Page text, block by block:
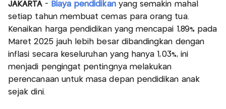
JAKARTA - Biaya pendidikanyang semakin mahal
setiap tahun membuat cemas para orang tua.
Kenaikan harga pendidikan yang mencapai 1,89% pada
Maret 2025 jauh lebih besar dibandingkan dengan
inflasi secara keseluruhan yang hanya 1,03%, ini
menjadi pengingat pentingnya melakukan
perencanaan untuk masa depan pendidikan anak
sejak dini.